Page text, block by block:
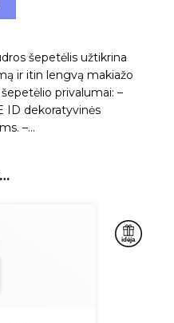
šepetėlis užtikrina
ir itin lengvą makiažo
privalumai: –
ID dekoratyvinės
–…